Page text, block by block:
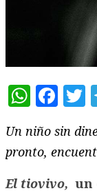
Un niño sin
pronto,
El tiovivo, un